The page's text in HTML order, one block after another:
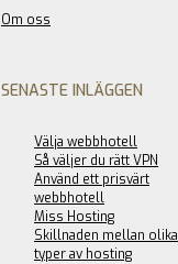
Om oss
SENASTE INLÄGGEN
Välja webbhotell
Så väljer du rätt VPN
Använd ett prisvärt
webbhotell
Miss Hosting
Skillnaden mellan olika
typer av hosting